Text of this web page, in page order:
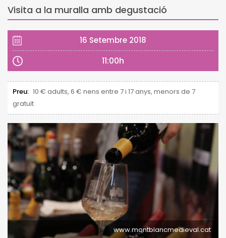
Visita a la muralla amb degustació
16 Setembre 2018
11:00h
Preu: 10 € adults, 6 € nens entre 7 i 17 anys, menors de 7
gratuït
www.montblancmedieval.cat